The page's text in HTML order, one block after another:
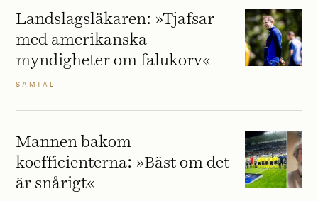
Landslagsläkaren: »Tjafsar
med amerikanska
myndigheter om falukorv«
SAMTAL
Mannen bakom
koefficienterna: »Bäst om det
är snårigt«